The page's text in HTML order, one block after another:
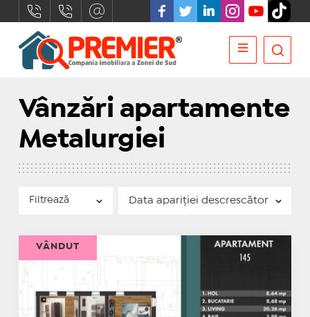
Vânzări apartamente
Metalurgiei
Filtrează
VÂNDUT